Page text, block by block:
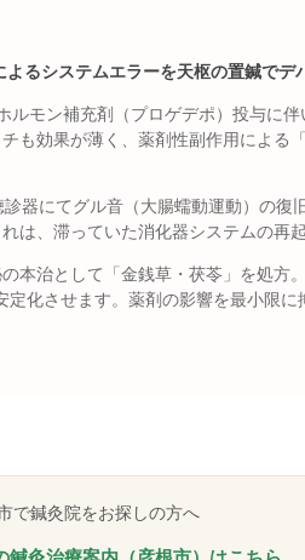
るシステムエラーを天枢の置鍼でデ
モン補充剤（プロゲデポ）投与に
も効果が薄く、薬剤性副作用による
器にてグル音（大腸蠕動運動）の復
は、滞っていた消化器システムの再
本治として「金銭草・茯苓」を処方
化させます。薬剤の影響を最小限
で鍼灸院をお探しの方へ